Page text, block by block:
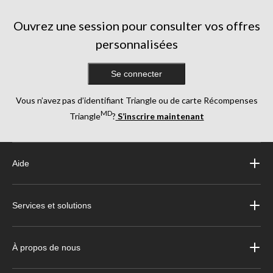
Ouvrez une session pour consulter vos offres
personnalisées
Se connecter
Vous n’avez pas d’identifiant Triangle ou de carte Récompenses
TriangleMD? S’inscrire maintenant
Aide
Services et solutions
À propos de nous